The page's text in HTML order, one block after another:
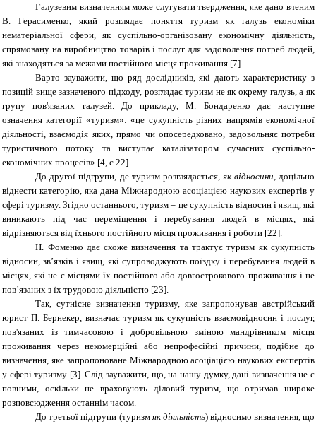
Галузевим визначенням може слугувати твердження, яке дано вченим
В. Герасименко, який розглядає поняття туризм як галузь економіки
нематеріальної сфери, як суспільно-організовану економічну діяльність,
спрямовану на виробництво товарів і послуг для задоволення потреб людей,
які знаходяться за межами постійного місця проживання [7].
Варто зауважити, що ряд дослідників, які дають характеристику з
позицій вище зазначеного підходу, розглядає туризм не як окрему галузь, а як
групу пов'язаних галузей. До прикладу, М. Бондаренко дає наступне
означення категорії «туризм»: «це сукупність різних напрямів економічної
діяльності, взаємодія яких, прямо чи опосередковано, задовольняє потреби
туристичного потоку та виступає каталізатором сучасних суспільно-
економічних процесів» [4, с.22].
До другої підгрупи, де туризм розглядається, як відносини, доцільно
віднести категорію, яка дана Міжнародною асоціацією наукових експертів у
сфері туризму. Згідно останнього, туризм – це сукупність відносин і явищ, які
виникають під час переміщення і перебування людей в місцях, які
відрізняються від їхнього постійного місця проживання і роботи [22].
Н. Фоменко дає схоже визначення та трактує туризм як сукупність
відносин, зв’язків і явищ, які супроводжують поїздку і перебування людей в
місцях, які не є місцями їх постійного або довгострокового проживання і не
пов’язаних з їх трудовою діяльністю [23].
Так, сутнісне визначення туризму, яке запропонував австрійський
юрист П. Бернекер, визначає туризм як сукупність взаємовідносин і послуг,
пов'язаних із тимчасовою і добровільною зміною мандрівником місця
проживання через некомерційні або непрофесійні причини, подібне до
визначення, яке запропоноване Міжнародною асоціацією наукових експертів
у сфері туризму [3]. Слід зауважити, що, на нашу думку, дані визначення не є
повними, оскільки не враховують діловий туризм, що отримав широке
розповсюдження останнім часом.
До третьої підгрупи (туризм як діяльність) відносимо визначення, що